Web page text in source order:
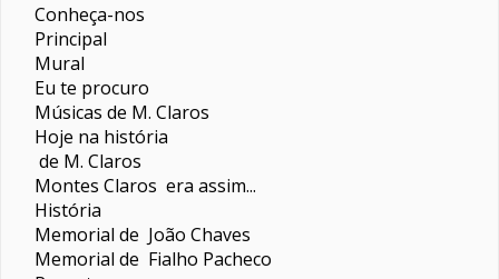
Conheça-nos
Principal
Mural
Eu te procuro
Músicas de M. Claros
Hoje na história
de M. Claros
Montes Claros era assim...
História
Memorial de João Chaves
Memorial de Fialho Pacheco